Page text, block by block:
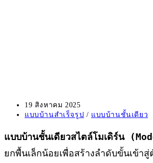
Post
published:
19 สิงหาคม 2025
Post
แบบบ้านสำเร็จรูป / แบบบ้านชั้นเดียว
แบบบ้านชั้นเดียวสไตล์โมเดิร์น
ยกพื้นเล็กน้อยเพื่อสร้างลำดับขั้นเข้